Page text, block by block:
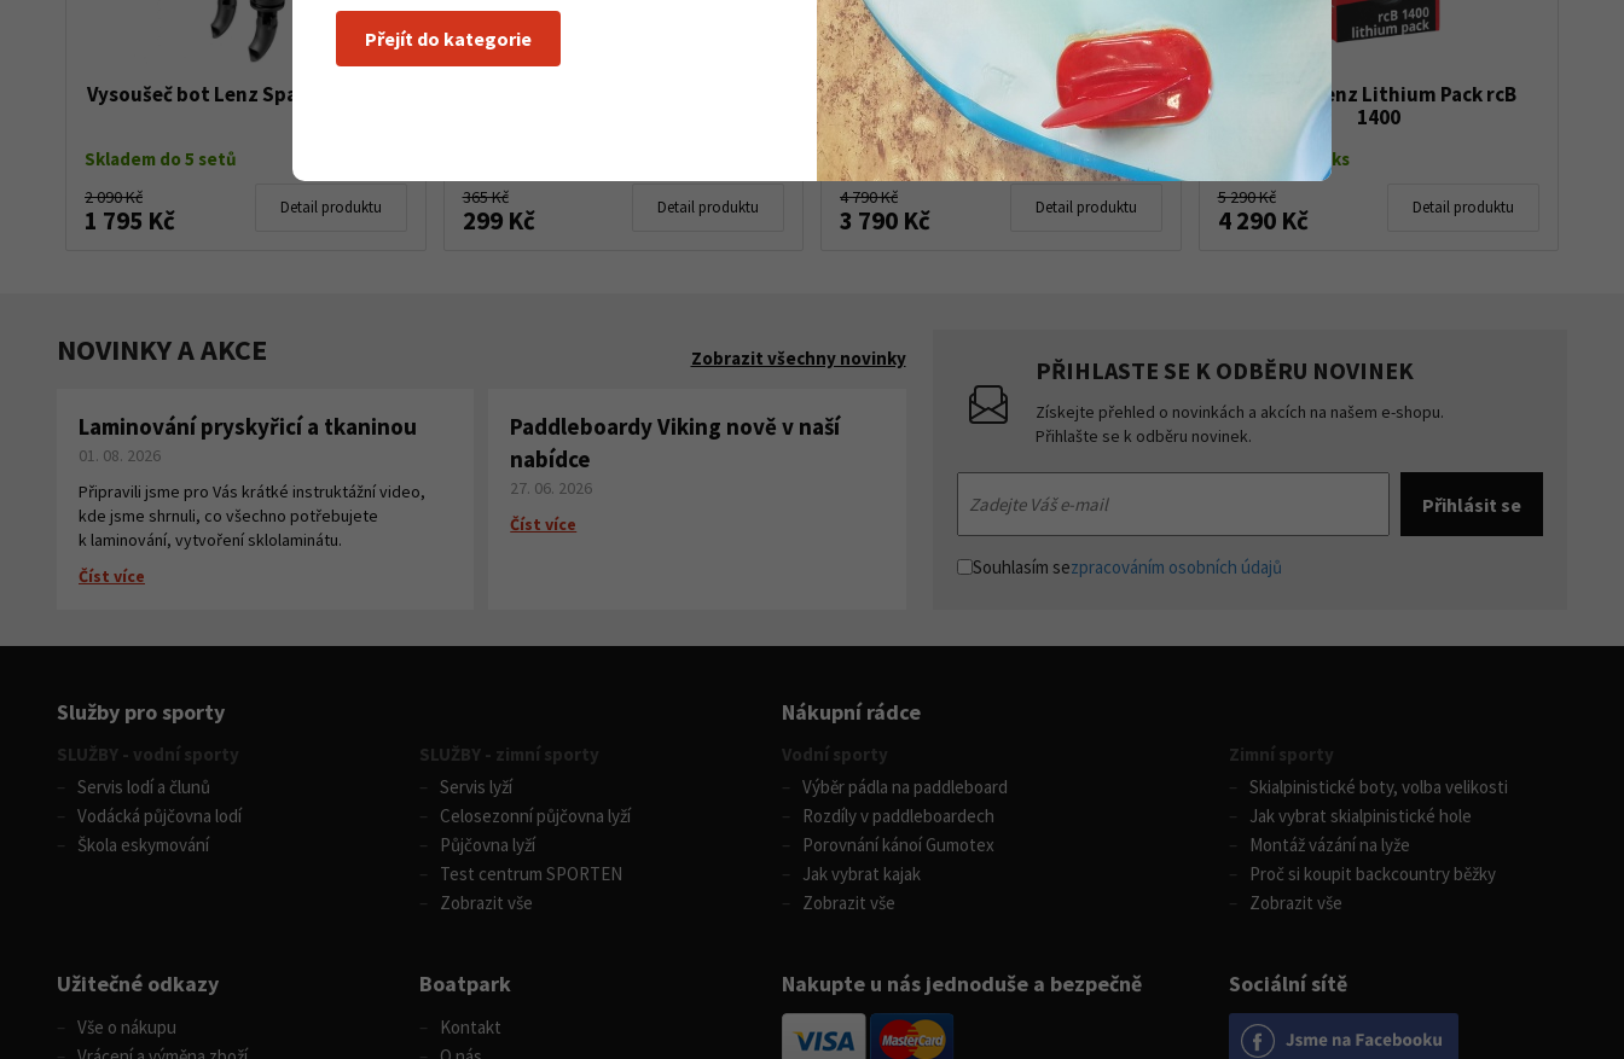
Vysoušeč bot Lenz Space Dryer 1.0
Skladem do 5 setů
2 090 Kč
1 795 Kč Detail produktu 365 Kč
299 Kč Detail produktu
Vyhřívané rukavice Lenz Heat
Glove 6.0 Finger Cap mittens
women
Skladem dle varianty
4 790 Kč
3 790 Kč Detail produktu
Baterie Lenz Lithium Pack rcB
1400
Skladem do 5 ks
5 290 Kč
4 290 Kč Detail produktu
NOVINKY A AKCE Zobrazit všechny novinky
Laminování pryskyřicí a tkaninou
01. 08. 2026
Připravili jsme pro Vás krátké instruktážní video,
kde jsme shrnuli, co všechno potřebujete
k laminování, vytvoření sklolaminátu.
Číst více
Paddleboardy Viking nově v naší
nabídce
27. 06. 2026
Číst více
PŘIHLASTE SE K ODBĚRU NOVINEK
Získejte přehled o novinkách a akcích na našem e-shopu.
Přihlašte se k odběru novinek.
Souhlasím sezpracováním osobních údajů
Sociální sítě
Služby pro sporty
SLUŽBY - vodní sporty
Servis lodí a člunů
Vodácká půjčovna lodí
Škola eskymování
SLUŽBY - zimní sporty
Servis lyží
Celosezonní půjčovna lyží
Půjčovna lyží
Test centrum SPORTEN
Zobrazit vše
Nákupní rádce
Vodní sporty
Výběr pádla na paddleboard
Rozdíly v paddleboardech
Porovnání kánoí Gumotex
Jak vybrat kajak
Zobrazit vše
Zimní sporty
Skialpinistické boty, volba velikosti
Jak vybrat skialpinistické hole
Montáž vázání na lyže
Proč si koupit backcountry běžky
Zobrazit vše
Užitečné odkazy
Vše o nákupu
Boatpark
Kontakt
Nakupte u nás jednoduše a bezpečně
Přejít do kategorie